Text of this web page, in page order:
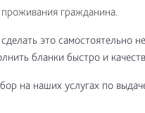
проживания гражданина.
это самостоятельно
бланки быстро и
на наших услугах по